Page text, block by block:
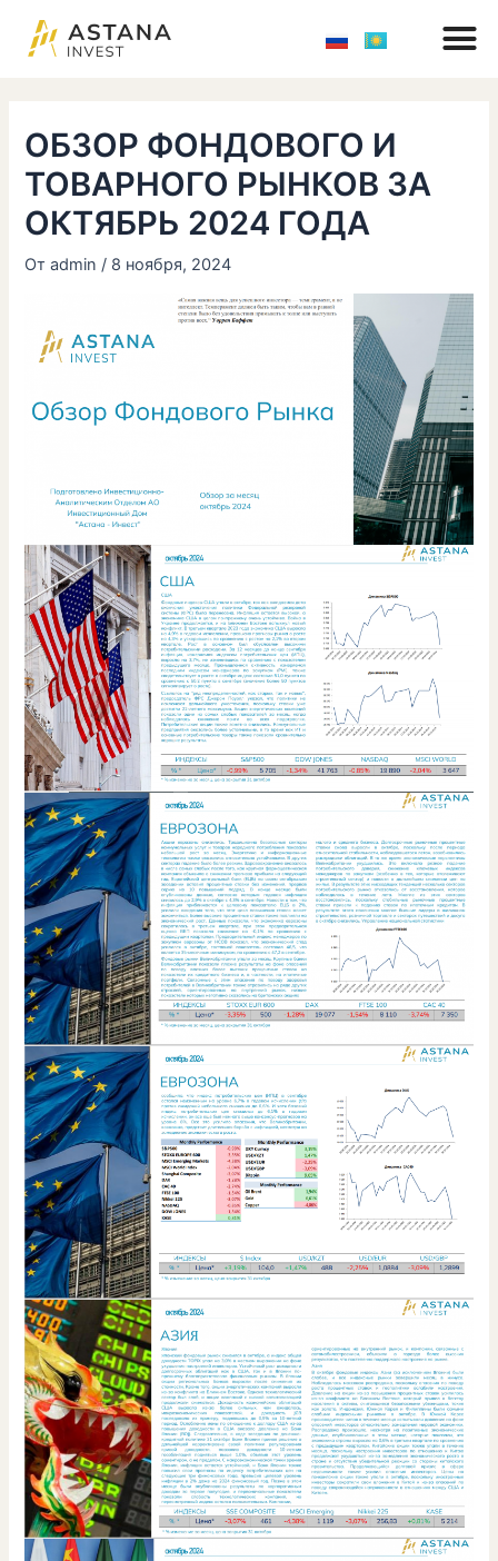
содержимому
ОБЗОР ФОНДОВОГО И
ТОВАРНОГО РЫНКОВ ЗА
ОКТЯБРЬ 2024 ГОДА
Отadmin / 8 ноября, 2024
по
записям